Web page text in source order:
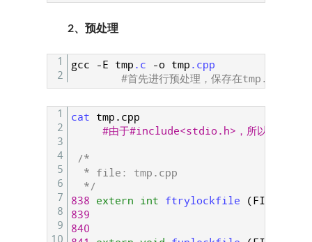
2、预处理
1
2
gcc -E tmp .c -o tmp .cpp
#首先进行预处理，保存在tmp.cpp中，
1
2
3
4
5
6
7
8
9
10
cat tmp . cpp
#由于#include<stdio.h>，所以预处理之
/*
* file: tmp.cpp
*/
838
extern int ftrylockfile (FILE
839
840